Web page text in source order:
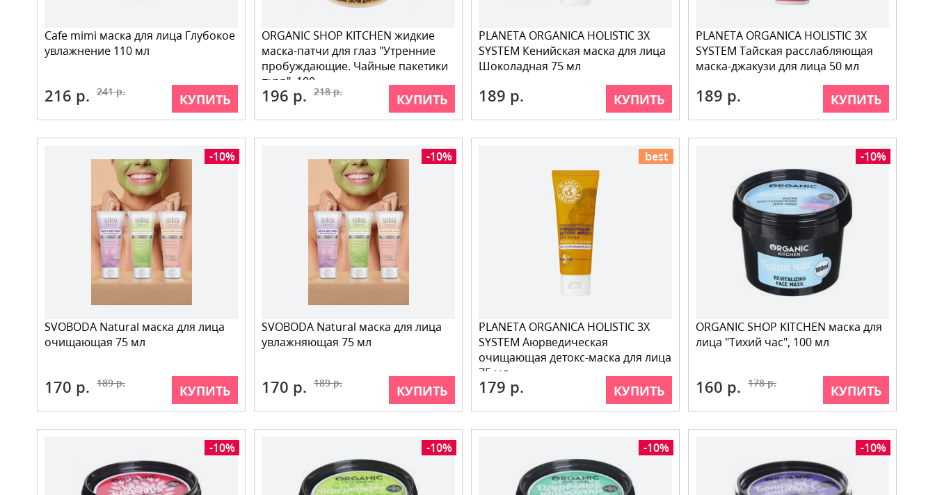
Cafe mimi маска для лица Глубокое
увлажнение 110 мл
216 р. 241 р. КУПИТЬ
ORGANIC SHOP KITCHEN жидкие
маска-патчи для глаз "Утренние
пробуждающие. Чайные пакетики
пуэр", 100
196 р. 218 р. КУПИТЬ
PLANETA ORGANICA HOLISTIC 3X
SYSTEM Кенийская маска для лица
Шоколадная 75 мл
189 р. КУПИТЬ
PLANETA ORGANICA HOLISTIC 3X
SYSTEM Тайская расслабляющая
маска-джакузи для лица 50 мл
189 р. КУПИТЬ
-10%
SVOBODA Natural маска для лица
очищающая 75 мл
170 р. 189 р. КУПИТЬ
-10%
SVOBODA Natural маска для лица
увлажняющая 75 мл
170 р. 189 р. КУПИТЬ
best
PLANETA ORGANICA HOLISTIC 3X
SYSTEM Аюрведическая
очищающая детокс-маска для лица
75 мл
179 р. КУПИТЬ
-10%
ORGANIC SHOP KITCHEN маска для
лица "Тихий час", 100 мл
160 р. 178 р. КУПИТЬ
-10% -10% -10% -10%